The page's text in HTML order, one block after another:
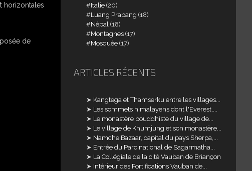
horizontales
de
Italie (20)
Luang Prabang (18)
Népal (18)
Montagnes (17)
Mosquée (17)
ARTICLES RÉCENTS
Kangtega et Thamserku entre les villages...
Les sommets himalayens dont l'Everest,...
Le monastère bouddhiste du village de...
Le village de Khumjung et son monastère...
Namche Bazaar, capital du pays Sherpa,...
Entrée du Parc national de Sagarmatha...
La Collégiale de la cité Vauban de Briançon
Intérieur des Fortifications Vauban de...